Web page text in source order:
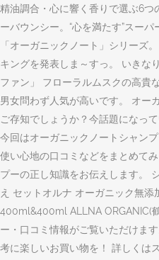
精油調合・心に響く香りで選ぶ6つ
ーバウンシー。“心を満たす”スー
「オーガニックノート」シリーズ
キングを発表しま～すっ。 いきな
ファン」 フローラルムスクの高貴
男女問わず人気が高いです。 オー
ご存知でしょうか？今話題になっ
今回はオーガニックノートシャン
使い心地の口コミなどをまとめて
プーの正し知識をお伝えします。
え セットオルナ オーガニック無
400ml&400ml ALLNA ORGANIC(
ー・口コミ情報がご覧いただけま
考に楽しいお買い物を！ 詳しくはスタッフ